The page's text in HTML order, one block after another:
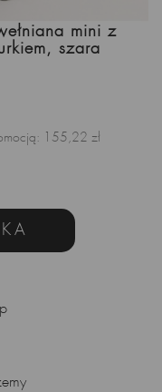
mini z
szara
155,22 zł